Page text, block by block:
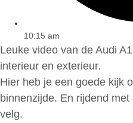
10:15 am
Leuke video van de Audi
interieur en exterieur.
Hier heb je een goede kijk
binnenzijde. En rijdend
velg.